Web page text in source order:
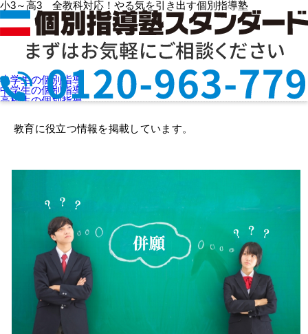
小3～高3 全教科対応！やる気を引き出す個別指導塾
お問合せ
小学生の個別指導
中学生の個別指導
高校生の個別指導
授業料を知りたい
教室検索
お電話からのお問い合わせ
HOME >お役立ち情報 ( 10 / 25 )
個別指導塾スタンダードのお役立ち情報
教育に役立つ情報を掲載しています。